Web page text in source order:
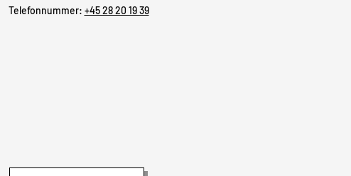
Telefonnummer: +45 28 20 19 39